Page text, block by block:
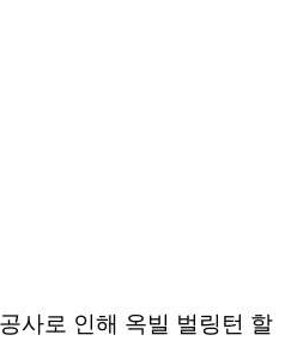
사로 인해 옥빌 벌링턴 할